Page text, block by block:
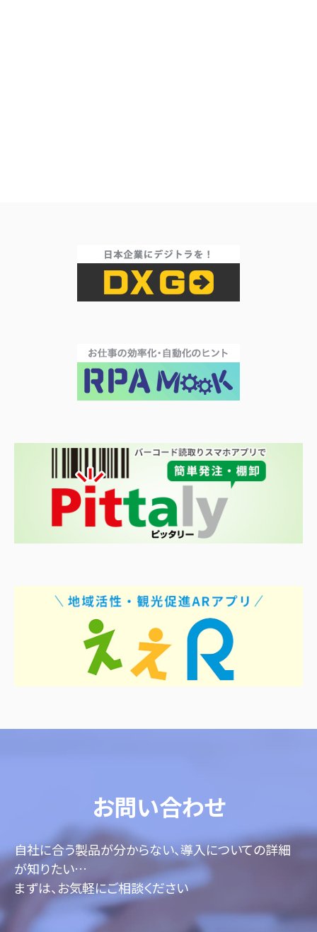
お問い合わせ
自社に合う製品が分からない、導入についての詳細
が知りたい…
まずは、お気軽にご相談ください